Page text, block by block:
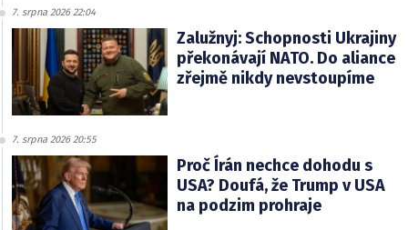
7. srpna 2026 22:04
Zalužnyj: Schopnosti Ukrajiny
překonávají NATO. Do aliance
zřejmě nikdy nevstoupíme
7. srpna 2026 20:55
Proč Írán nechce dohodu s
USA? Doufá, že Trump v USA
na podzim prohraje